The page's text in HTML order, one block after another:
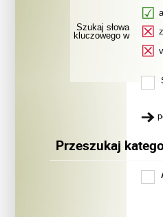
Szukaj słowa
kluczowego w
Przeszukaj